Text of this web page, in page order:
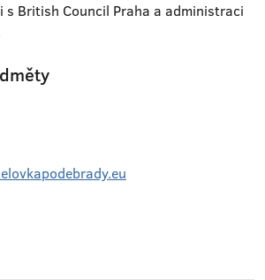
s British Council Praha a administraci